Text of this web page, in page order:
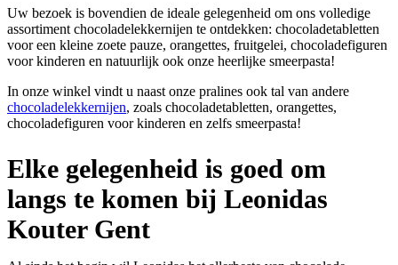
Uw bezoek is bovendien de ideale gelegenheid om ons volledige
assortiment chocoladelekkernijen te ontdekken: chocoladetabletten
voor een kleine zoete pauze, orangettes, fruitgelei, chocoladefiguren
voor kinderen en natuurlijk ook onze heerlijke smeerpasta!
In onze winkel vindt u naast onze pralines ook tal van andere
chocoladelekkernijen, zoals chocoladetabletten, orangettes,
chocoladefiguren voor kinderen en zelfs smeerpasta!
Elke gelegenheid is goed om
langs te komen bij Leonidas
Kouter Gent